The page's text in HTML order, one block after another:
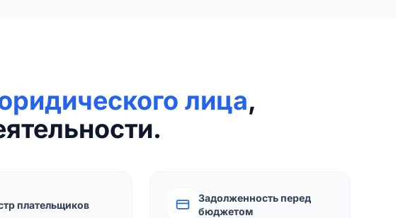
лица,
плательщиков
Задолженность перед
бюджетом